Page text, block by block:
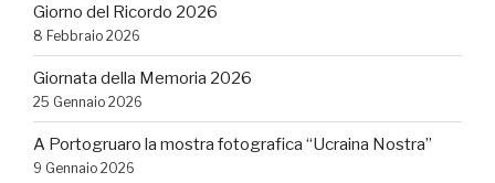
Giorno del Ricordo 2026
8 Febbraio 2026
Giornata della Memoria 2026
25 Gennaio 2026
A Portogruaro la mostra fotografica “Ucraina Nostra”
9 Gennaio 2026